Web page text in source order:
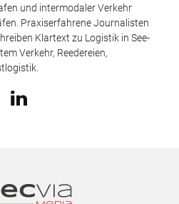
und intermodaler Verkehr
Praxiserfahrene Journalisten
Klartext zu Logistik in See-
Verkehr, Reedereien,